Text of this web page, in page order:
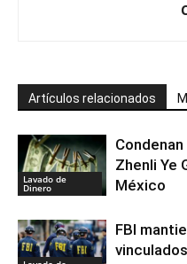
Artículos relacionados
Lavado de
Dinero
Zhenli Ye
México
FBI